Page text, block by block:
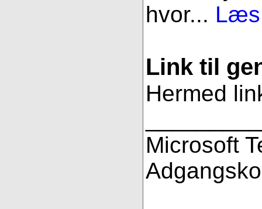
hvor... Læs
Link til
Hermed
Microsoft